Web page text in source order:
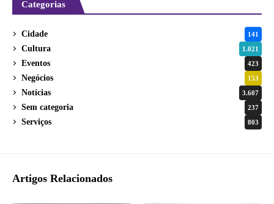
Categorias
Cidade 141
Cultura 1.021
Eventos 423
Negócios 153
Notícias 3.607
Sem categoria 237
Serviços 803
Artigos Relacionados